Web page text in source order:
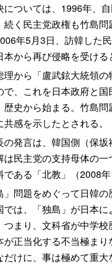
ついては、1996年、
続く民主党政権も竹島
年5月3日、訪韓した
本から再び侵略を受け
から「盧武鉉大統領
で、これを日本政府と
歴史から始まる。竹島
感を示したとされる。
発言は、韓国側（保
は民主党の支持母体の
である「北教」（2008
問題をめぐって日韓
では、「独島」が日本
つまり、文科省が中学
が正当化する不当極ま
けに、事は極めて重大